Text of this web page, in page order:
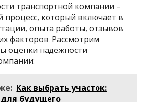
транспортной компании –
процесс, который включает в
опыта работы, отзывов
факторов. Рассмотрим
оценки надежности
Как выбрать участок:
для будущего